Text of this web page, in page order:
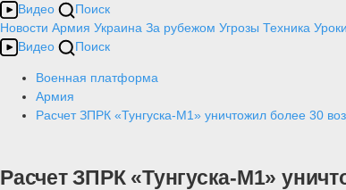
Видео
Поиск
Новости Армия Украина За рубежом Угрозы Техника
Видео
Поиск
Военная платформа
Армия
Расчет ЗПРК «Тунгуска-М1» уничтожил более 30
Расчет ЗПРК «Тунгуска-М1»